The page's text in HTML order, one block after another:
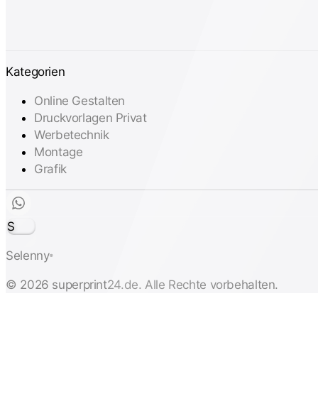
Kategorien
Online Gestalten
Druckvorlagen Privat
Werbetechnik
Montage
Grafik
S
Selenny®
© 2026 superprint24.de. Alle Rechte vorbehalten.